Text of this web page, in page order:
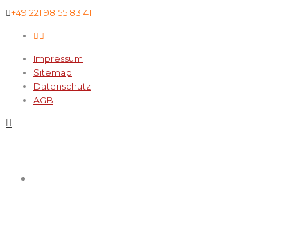
+49 221 98 55 83 41
Impressum
Sitemap
Datenschutz
AGB